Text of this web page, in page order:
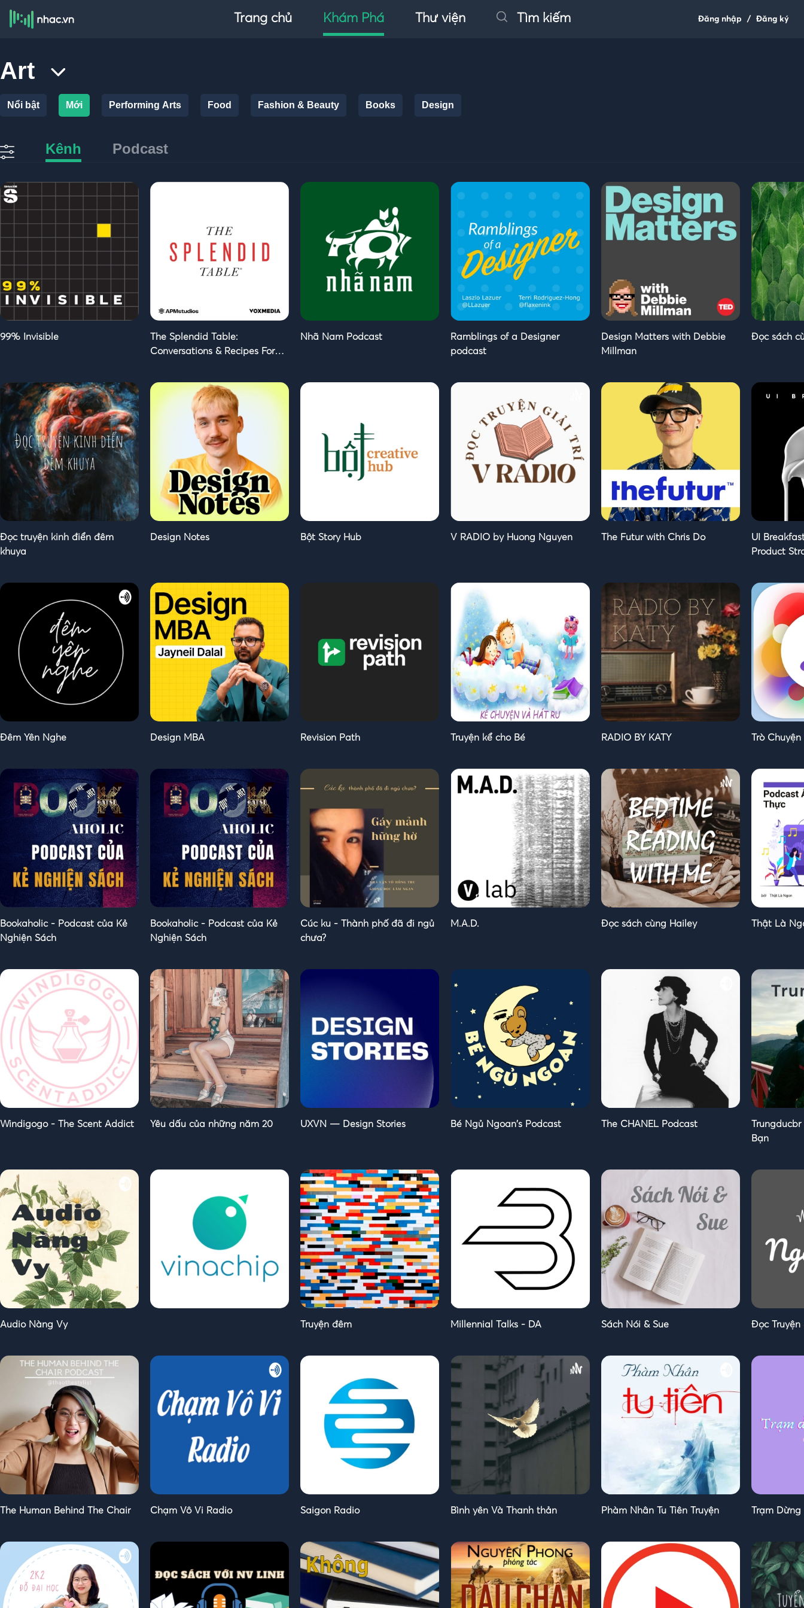
Trang chủ Khám Phá Thư viện Tìm kiếm Đăng nhập / Đăng ký
Art
Nổi bật Mới Performing Arts Food Fashion & Beauty Books Design
Kênh Podcast
99% Invisible
The Splendid Table:
Conversations & Recipes For
Nhã Nam Podcast
Ramblings of a Designer
podcast
Design Matters with Debbie
Millman
Đọc sách
Đọc truyện kinh điển đêm
khuya
Design Notes Bột Story Hub V RADIO by Huong Nguyen The Futur with Chris Do
UI
Product
Đêm Yên Nghe Design MBA Revision Path Truyện kể cho Bé RADIO BY KATY Trò
Bookaholic - Podcast của Kẻ
Nghiện Sách
Bookaholic - Podcast của Kẻ
Nghiện Sách
Cúc ku - Thành phố đã đi ngủ
chưa?
M.A.D. Đọc sách cùng Hailey Thật Là
Windigogo - The Scent Addict Yêu dấu của những năm 20 UXVN — Design Stories Bé Ngủ Ngoan's Podcast The CHANEL Podcast
Bạn
Audio Nàng Vy Truyện đêm Millennial Talks - DA Sách Nói & Sue Đọc Truyện
The Human Behind The Chair Chạm Vô Vi Radio Saigon Radio Bình yên Và Thanh thản Phàm Nhân Tu Tiên Truyện Trạm Dừng